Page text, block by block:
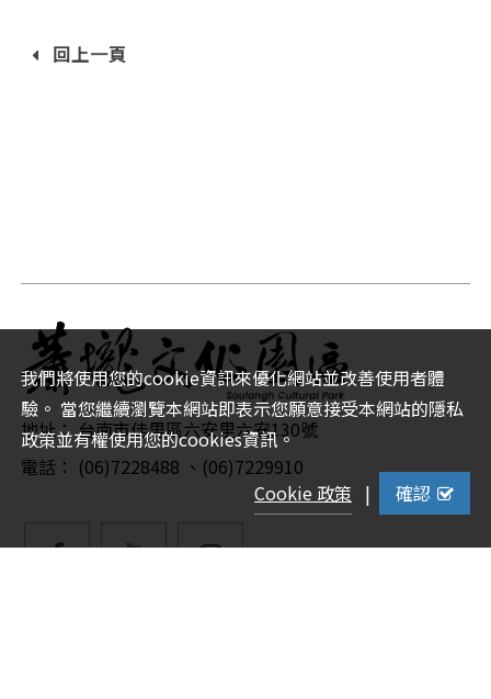
回上一頁
地址： 台南市佳里區六安里六安130號
電話： (06)7228488 、(06)7229910
facebookYouTubeInstagram
我們將使用您的cookie資訊來優化網站並改善使用者體
驗。 當您繼續瀏覽本網站即表示您願意接受本網站的隱私
政策並有權使用您的cookies資訊。
Cookie 政策 | 確認